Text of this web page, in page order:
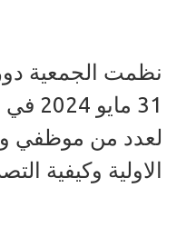
نظمت الجمعية
31
لعدد من موظفي
الاولية وكيفية